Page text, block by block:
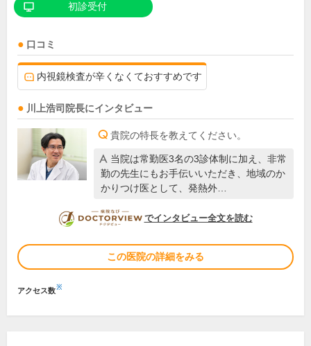
初診受付
口コミ
内視鏡検査が辛くなくておすすめです
川上浩司 院長にインタビュー
貴院の特長を教えてください。
当院は常勤医3名の3診体制に加え、非常
勤の先生にもお手伝いいただき、地域のか
かりつけ医として、発熱外…
DOCTORVIEW
でインタビュー全文を読む
この医院の詳細をみる
アクセス数※